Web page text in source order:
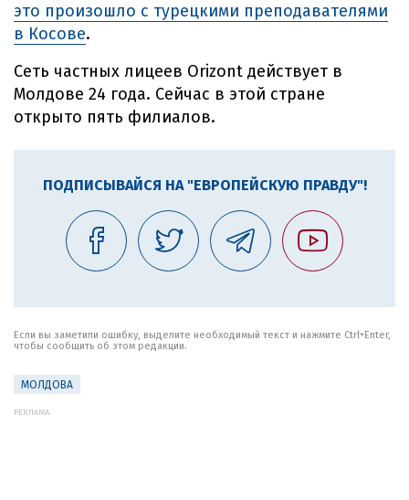
это произошло с турецкими преподавателями
в Косове.
Сеть частных лицеев Orizont действует в
Молдове 24 года. Сейчас в этой стране
открыто пять филиалов.
ПОДПИСЫВАЙСЯ НА "ЕВРОПЕЙСКУЮ ПРАВДУ"!
Если вы заметили ошибку, выделите необходимый текст и нажмите Ctrl+Enter,
чтобы сообщить об этом редакции.
МОЛДОВА
РЕКЛАМА: